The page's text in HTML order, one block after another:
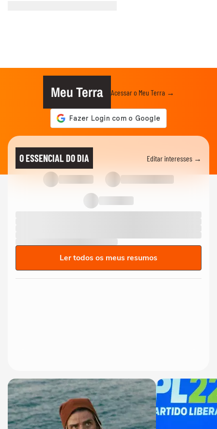
Meu Terra Acessar o Meu Terra →
O ESSENCIAL DO DIA Editar interesses →
Ler todos os meus resumos